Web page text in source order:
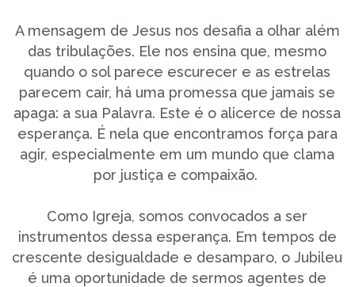
A mensagem de Jesus nos desafia a olhar além
das tribulações. Ele nos ensina que, mesmo
quando o sol parece escurecer e as estrelas
parecem cair, há uma promessa que jamais se
apaga: a sua Palavra. Este é o alicerce de nossa
esperança. É nela que encontramos força para
agir, especialmente em um mundo que clama
por justiça e compaixão.
Como Igreja, somos convocados a ser
instrumentos dessa esperança. Em tempos de
crescente desigualdade e desamparo, o Jubileu
é uma oportunidade de sermos agentes de